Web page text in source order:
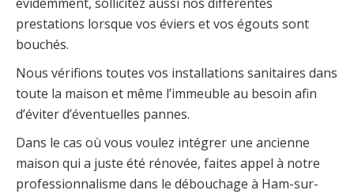
prestations lorsque vos éviers et vos égouts sont
bouchés.
Nous vérifions toutes vos installations sanitaires dans
toute la maison et même l’immeuble au besoin afin
d’éviter d’éventuelles pannes.
Dans le cas où vous voulez intégrer une ancienne
maison qui a juste été rénovée, faites appel à notre
professionnalisme dans le débouchage à Ham-sur-